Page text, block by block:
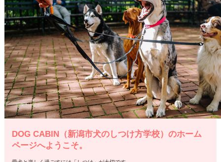
DOG CABIN（新潟市犬のしつけ方学校）のホーム
ページへようこそ。